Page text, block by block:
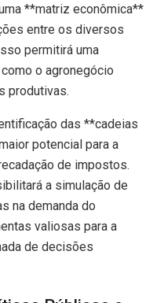
**matriz econômica**
entre os diversos
permitirá uma
o agronegócio
produtivas.
das **cadeias
potencial para a
de impostos.
a simulação de
na demanda do
valiosas para a
de decisões